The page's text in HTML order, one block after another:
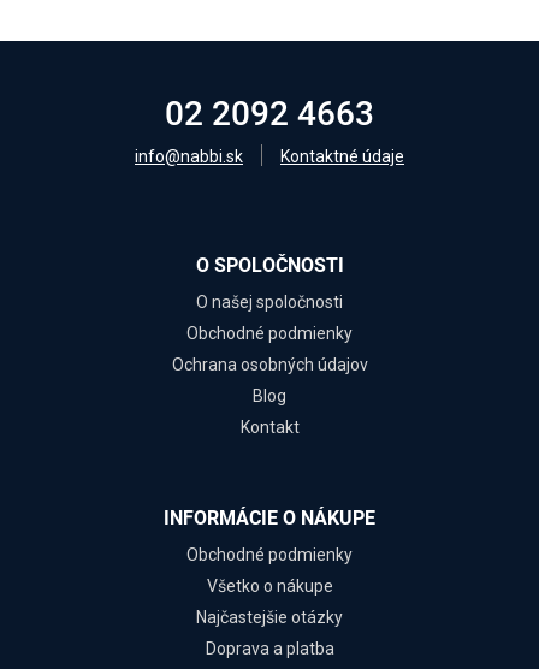
02 2092 4663
info@nabbi.sk Kontaktné údaje
O SPOLOČNOSTI
O našej spoločnosti
Obchodné podmienky
Ochrana osobných údajov
Blog
Kontakt
INFORMÁCIE O NÁKUPE
Obchodné podmienky
Všetko o nákupe
Najčastejšie otázky
Doprava a platba